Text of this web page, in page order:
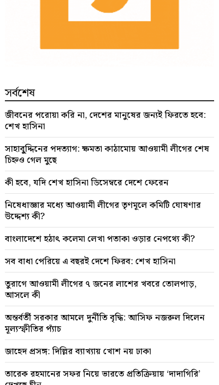
সর্বশেষ
জীবনের পরোয়া করি না, দেশের মানুষের জন্যই ফিরতে হবে:
শেখ হাসিনা
সাহাবু্দ্দিনের পদত্যাগ: ক্ষমতা কাঠামোয় আওয়ামী লীগের শেষ
চিহ্নও গেল মুছে
কী হবে, যদি শেখ হাসিনা ডিসেম্বরে দেশে ফেরেন
নিষেধাজ্ঞার মধ্যে আওয়ামী লীগের তৃণমূলে কমিটি ঘোষণার
উদ্দেশ্য কী?
বাংলাদেশে হঠাৎ কলেমা লেখা পতাকা ওড়ার নেপথ্যে কী?
সব বাধা পেরিয়ে এ বছরই দেশে ফিরব: শেখ হাসিনা
তুরাগে আওয়ামী লীগের ৭ জনের লাশের খবরে তোলপাড়,
আসলে কী
অন্তর্বর্তী সরকার আমলে দুর্নীতি বৃদ্ধি: আসিফ নজরুল দিলেন
মূল্যস্ফীতির প্যাঁচ
জাহেদ প্রসঙ্গ: দিল্লির ব্যাখ্যায় খোশ নয় ঢাকা
তারেক রহমানের সফর নিয়ে ভারতে প্রতিক্রিয়ায় ‘দাদাগিরি’